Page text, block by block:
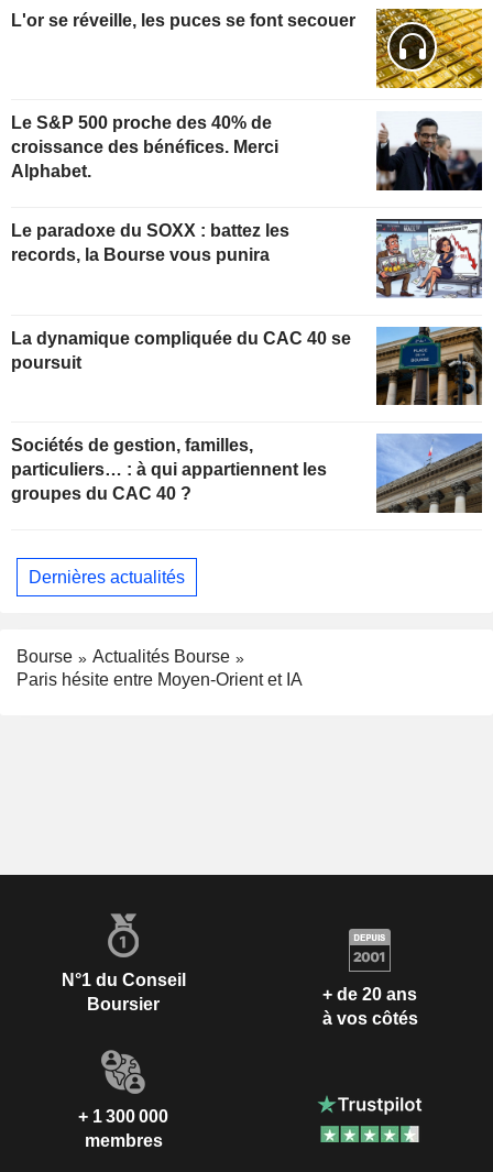
L'or se réveille, les puces se font secouer
Le S&P 500 proche des 40% de
croissance des bénéfices. Merci
Alphabet.
Le paradoxe du SOXX : battez les
records, la Bourse vous punira
La dynamique compliquée du CAC 40 se
poursuit
Sociétés de gestion, familles,
particuliers… : à qui appartiennent les
groupes du CAC 40 ?
Dernières actualités
Bourse
Actualités Bourse
Paris hésite entre Moyen-Orient et IA
N°1 du Conseil
Boursier
+ de 20 ans
à vos côtés
+ 1 300 000
membres